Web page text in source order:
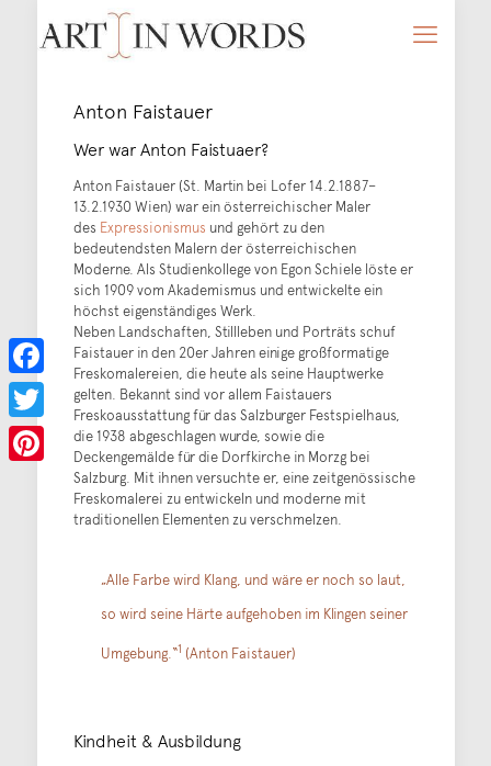
Anton Faistauer
Wer war Anton Faistuaer?
Anton Faistauer (St. Martin bei Lofer 14.2.1887–
13.2.1930 Wien) war ein österreichischer Maler
des Expressionismus und gehört zu den
bedeutendsten Malern der österreichischen
Moderne. Als Studienkollege von Egon Schiele löste er
sich 1909 vom Akademismus und entwickelte ein
höchst eigenständiges Werk.
Neben Landschaften, Stillleben und Porträts schuf
Faistauer in den 20er Jahren einige großformatige
Freskomalereien, die heute als seine Hauptwerke
gelten. Bekannt sind vor allem Faistauers
Freskoausstattung für das Salzburger Festspielhaus,
die 1938 abgeschlagen wurde, sowie die
Deckengemälde für die Dorfkirche in Morzg bei
Salzburg. Mit ihnen versuchte er, eine zeitgenössische
Freskomalerei zu entwickeln und moderne mit
traditionellen Elementen zu verschmelzen.
„Alle Farbe wird Klang, und wäre er noch so laut,
so wird seine Härte aufgehoben im Klingen seiner
Umgebung.“1 (Anton Faistauer)
Kindheit & Ausbildung
Facebook
Twitter